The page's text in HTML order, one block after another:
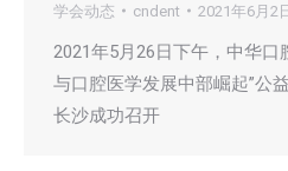
学会动态 cndent 2021年6月2
2021年5月26日下午，中华口
与口腔医学发展中部崛起”公
长沙成功召开